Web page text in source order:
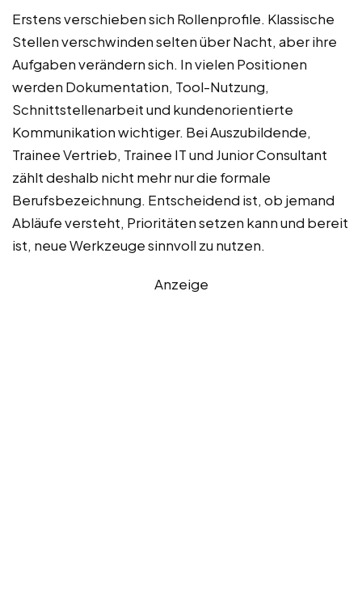
Erstens verschieben sich Rollenprofile. Klassische
Stellen verschwinden selten über Nacht, aber ihre
Aufgaben verändern sich. In vielen Positionen
werden Dokumentation, Tool-Nutzung,
Schnittstellenarbeit und kundenorientierte
Kommunikation wichtiger. Bei Auszubildende,
Trainee Vertrieb, Trainee IT und Junior Consultant
zählt deshalb nicht mehr nur die formale
Berufsbezeichnung. Entscheidend ist, ob jemand
Abläufe versteht, Prioritäten setzen kann und bereit
ist, neue Werkzeuge sinnvoll zu nutzen.
Anzeige